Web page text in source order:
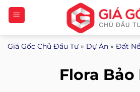
Bỏ
qua
nội
dung
Giá Gốc Chủ Đầu Tư» Dự Án » Đất
Flora Bảo